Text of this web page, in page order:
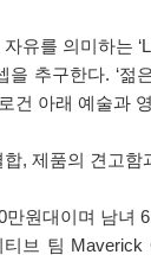
유를 의미하는
을 추구한다. ‘
건 아래 예술과
, 제품의 견고
원대이며 남녀
브 팀